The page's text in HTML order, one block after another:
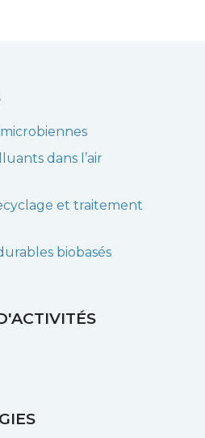
dans l’air
et traitement
biobasés